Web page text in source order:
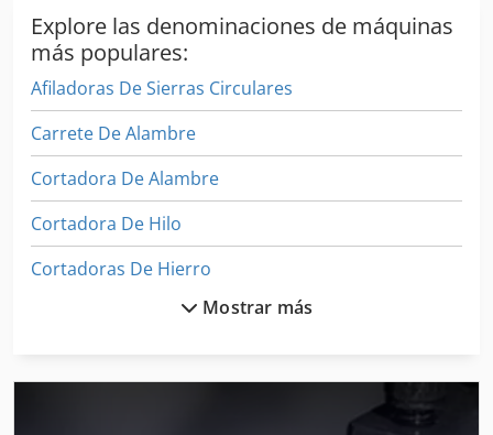
Explore las denominaciones de máquinas
más populares:
Afiladoras De Sierras Circulares
Carrete De Alambre
Cortadora De Alambre
Cortadora De Hilo
Cortadoras De Hierro
Cortadores De Alambre
Dispositivo De Torneado De La Soldadura
Mostrar más